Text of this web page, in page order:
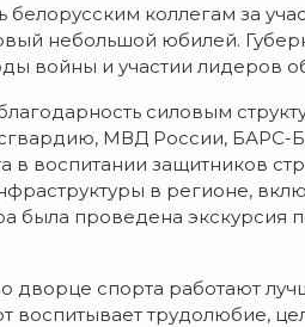
белорусским коллегам за
небольшой юбилей.
войны и участии лидеров
силовым
МВД России, БАРС-
в воспитании защитников
в регионе,
была проведена экскурсия
дворце спорта работают
воспитывает трудолюбие,